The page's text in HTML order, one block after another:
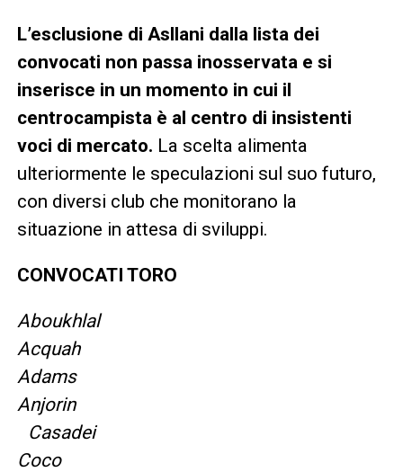
L’esclusione di Asllani dalla lista dei
convocati non passa inosservata e si
inserisce in un momento in cui il
centrocampista è al centro di insistenti
voci di mercato. La scelta alimenta
ulteriormente le speculazioni sul suo futuro,
con diversi club che monitorano la
situazione in attesa di sviluppi.
CONVOCATI TORO
Aboukhlal
Acquah
Adams
Anjorin
Casadei
Coco